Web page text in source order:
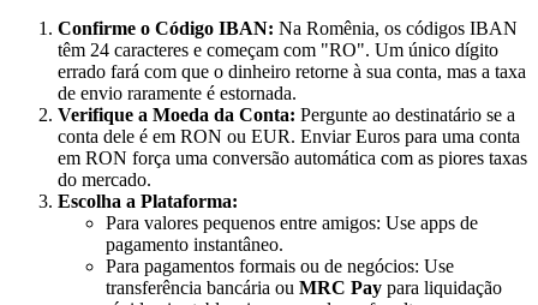
Confirme o Código IBAN: Na Romênia, os códigos IBAN
têm 24 caracteres e começam com "RO". Um único dígito
errado fará com que o dinheiro retorne à sua conta, mas a taxa
de envio raramente é estornada.
Verifique a Moeda da Conta: Pergunte ao destinatário se a
conta dele é em RON ou EUR. Enviar Euros para uma conta
em RON força uma conversão automática com as piores taxas
do mercado.
Escolha a Plataforma:
Para valores pequenos entre amigos: Use apps de
pagamento instantâneo.
Para pagamentos formais ou de negócios: Use
transferência bancária ou MRC Pay para liquidação